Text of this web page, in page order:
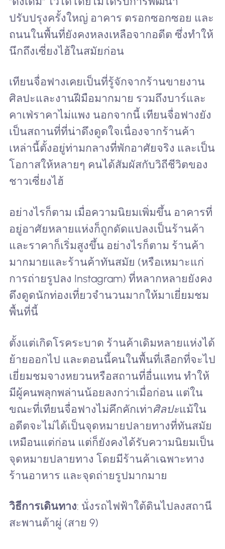
ปรับปรุงครั้งใหญ่ อาคาร ตรอกซอกซอย และ
ถนนในพื้นที่ยังคงหลงเหลือจากอดีต ซึ่งทำให้
นึกถึงเซี่ยงไฮ้ในสมัยก่อน
เทียนจื่อฟางเคยเป็นที่รู้จักจากร้านขายงาน
ศิลปะและงานฝีมือมากมาย รวมถึงบาร์และ
คาเฟ่ราคาไม่แพง นอกจากนี้ เทียนจื่อฟางยัง
เป็นสถานที่ที่น่าดึงดูดใจเนื่องจากร้านค้า
เหล่านี้ตั้งอยู่ท่ามกลางที่พักอาศัยจริง และเป็น
โอกาสให้หลายๆ คนได้สัมผัสกับวิถีชีวิตของ
ชาวเซี่ยงไฮ้
อย่างไรก็ตาม เมื่อความนิยมเพิ่มขึ้น อาคารที่
อยู่อาศัยหลายแห่งก็ถูกดัดแปลงเป็นร้านค้า
และราคาก็เริ่มสูงขึ้น อย่างไรก็ตาม ร้านค้า
มากมายและร้านค้าทันสมัย (หรือเหมาะแก่
การถ่ายรูปลง Instagram) ที่หลากหลายยังคง
ดึงดูดนักท่องเที่ยวจำนวนมากให้มาเยี่ยมชม
พื้นที่นี้
ตั้งแต่เกิดโรคระบาด ร้านค้าเดิมหลายแห่งได้
ย้ายออกไป และตอนนี้คนในพื้นที่เลือกที่จะไป
เยี่ยมชมจางหยวนหรือสถานที่อื่นแทน ทำให้
มีผู้คนพลุกพล่านน้อยลงกว่าเมื่อก่อน แต่ใน
ขณะที่เทียนจื่อฟางไม่คึกคักเท่าศิลปะแม้ใน
อดีตจะไม่ได้เป็นจุดหมายปลายทางที่ทันสมัย
เหมือนแต่ก่อน แต่ก็ยังคงได้รับความนิยมเป็น
จุดหมายปลายทาง โดยมีร้านค้าเฉพาะทาง
ร้านอาหาร และจุดถ่ายรูปมากมาย
วิธีการเดินทาง: นั่งรถไฟฟ้าใต้ดินไปลงสถานี
สะพานต้าผู่ (สาย 9)